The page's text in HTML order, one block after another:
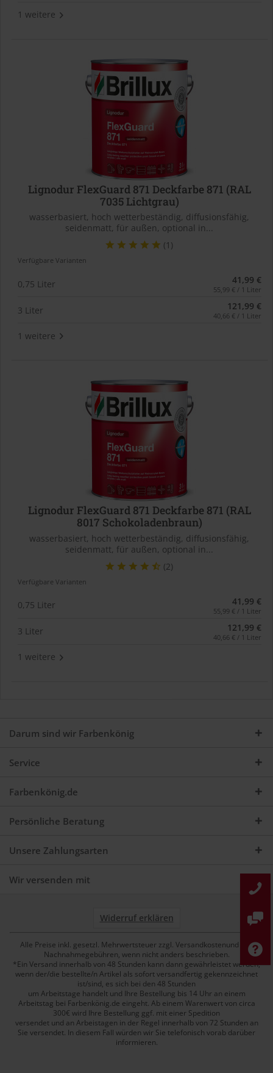
1 weitere
Lignodur FlexGuard 871 Deckfarbe 871 (RAL
7035 Lichtgrau)
wasserbasiert, hoch wetterbeständig, diffusionsfähig,
seidenmatt, für außen, optional in...
(1)
Verfügbare Varianten
0,75 Liter 41,99 €
55,99 € / 1 Liter
3 Liter 121,99 €
40,66 € / 1 Liter
1 weitere
Lignodur FlexGuard 871 Deckfarbe 871 (RAL
8017 Schokoladenbraun)
wasserbasiert, hoch wetterbeständig, diffusionsfähig,
seidenmatt, für außen, optional in...
(2)
Verfügbare Varianten
0,75 Liter 41,99 €
55,99 € / 1 Liter
3 Liter 121,99 €
40,66 € / 1 Liter
1 weitere
Darum sind wir Farbenkönig
Service
Farbenkönig.de
Persönliche Beratung
Unsere Zahlungsarten
Wir versenden mit
Widerruf erklären
Alle Preise inkl. gesetzl. Mehrwertsteuer zzgl. Versandkostenund ggf.
Nachnahmegebühren, wenn nicht anders beschrieben.
*Ein Versand innerhalb von 48 Stunden kann dann gewährleistet werden,
wenn der/die bestellte/n Artikel als sofort versandfertig gekennzeichnet
ist/sind, es sich bei den 48 Stunden
um Arbeitstage handelt und Ihre Bestellung bis 14 Uhr an einem
Arbeitstag bei Farbenkönig.de eingeht. Ab einem Warenwert von circa
300€ wird Ihre Bestellung ggf. mit einer Spedition
versendet und an Arbeistagen in der Regel innerhalb von 72 Stunden an
Sie versendet. In diesem Fall würden wir Sie telefonisch vorab darüber
informieren.